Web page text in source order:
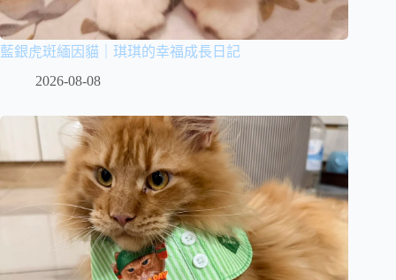
藍銀虎斑緬因貓｜琪琪的幸福成長日記
2026-08-08